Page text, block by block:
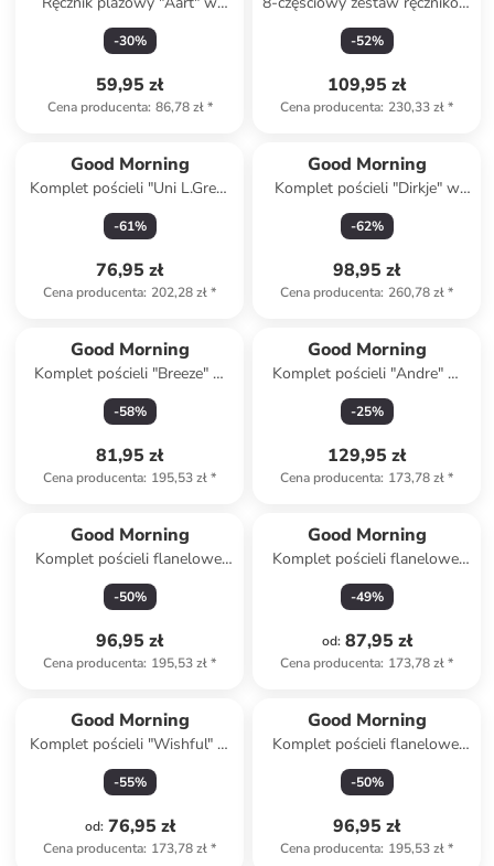
kolorze niebiesko-zielonym
-30%
59,95 zł
Cena producenta: 86,78 zł*
w kolorze miętowym
-52%
109,95 zł
Cena producenta: 230,33 zł*
Good Morning
Komplet pościeli "Uni L.Grey"
w kolorze jasnoszarym
-61%
76,95 zł
Cena producenta: 202,28 zł*
Good Morning
Komplet pościeli "Dirkje" w
kolorze zielonym
-62%
98,95 zł
Cena producenta: 260,78 zł*
Good Morning
Komplet pościeli "Breeze" w
kolorze niebieskim
-58%
81,95 zł
Cena producenta: 195,53 zł*
Good Morning
Komplet pościeli "Andre" w
kolorze niebieskim
-25%
129,95 zł
Cena producenta: 173,78 zł*
Good Morning
Komplet pościeli flanelowej
"Niba" w kolorze błękitno-
białym
-50%
96,95 zł
Cena producenta: 195,53 zł*
Good Morning
Komplet pościeli flanelowej
"Eina" w kolorze beżowym
-49%
od: 87,95 zł
Cena producenta: 173,78 zł*
Good Morning
Komplet pościeli "Wishful" w
kolorze błękitnym
-55%
od: 76,95 zł
Cena producenta: 173,78 zł*
Good Morning
Komplet pościeli flanelowej
"Albert" w kolorze niebieskim
-50%
96,95 zł
Cena producenta: 195,53 zł*